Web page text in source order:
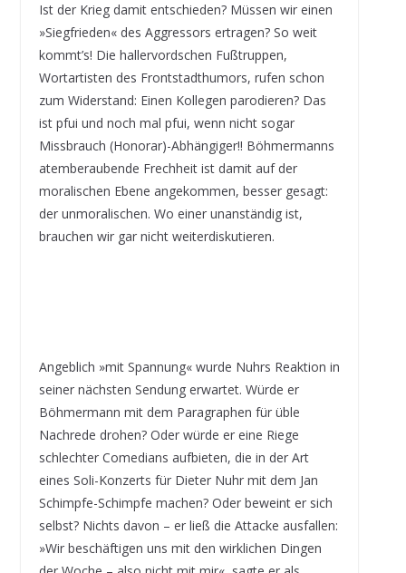
Ist der Krieg damit entschieden? Müssen wir einen
»Siegfrieden« des Aggressors ertragen? So weit
kommt’s! Die hallervordschen Fußtruppen,
Wortartisten des Frontstadthumors, rufen schon
zum Widerstand: Einen Kollegen parodieren? Das
ist pfui und noch mal pfui, wenn nicht sogar
Missbrauch (Honorar)-Abhängiger!! Böhmermanns
atemberaubende Frechheit ist damit auf der
moralischen Ebene angekommen, besser gesagt:
der unmoralischen. Wo einer unanständig ist,
brauchen wir gar nicht weiterdiskutieren.
Angeblich »mit Spannung« wurde Nuhrs Reaktion in
seiner nächsten Sendung erwartet. Würde er
Böhmermann mit dem Paragraphen für üble
Nachrede drohen? Oder würde er eine Riege
schlechter Comedians aufbieten, die in der Art
eines Soli-Konzerts für Dieter Nuhr mit dem Jan
Schimpfe-Schimpfe machen? Oder beweint er sich
selbst? Nichts davon – er ließ die Attacke ausfallen:
»Wir beschäftigen uns mit den wirklichen Dingen